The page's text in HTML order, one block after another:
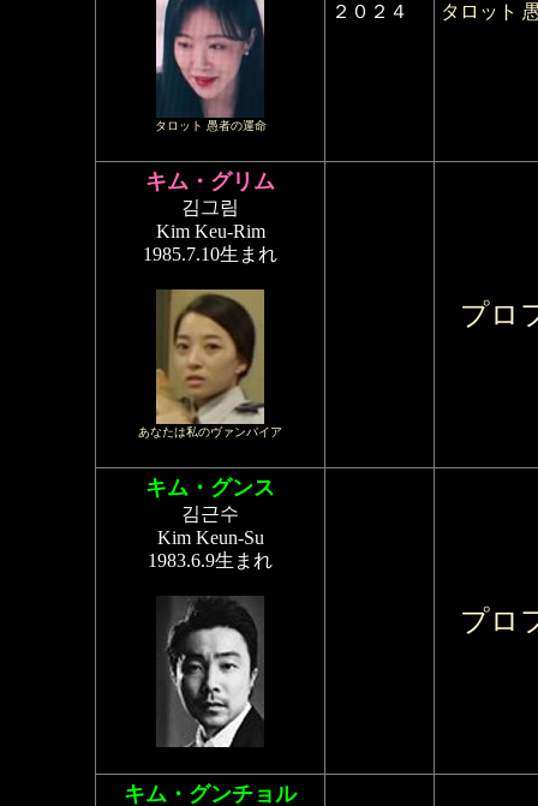
タロット 愚者の運命
２０２４ タロット
キム・グリム
김그림
Kim Keu-Rim
1985.7.10生まれ
あなたは私のヴァンパイア
プロ
キム・グンス
김근수
Kim Keun-Su
1983.6.9生まれ
プロ
キム・グンチョル